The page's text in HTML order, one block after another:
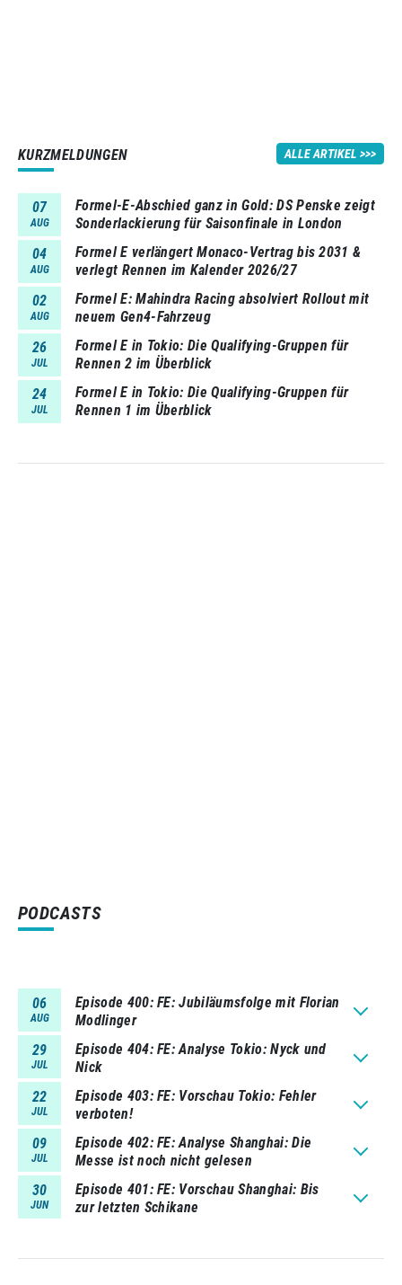
KURZMELDUNGEN ALLE ARTIKEL
07
AUG
Formel-E-Abschied ganz in Gold: DS Penske zeigt
Sonderlackierung für Saisonfinale in London
04
AUG
Formel E verlängert Monaco-Vertrag bis 2031 &
verlegt Rennen im Kalender 2026/27
02
AUG
Formel E: Mahindra Racing absolviert Rollout mit
neuem Gen4-Fahrzeug
26
JUL
Formel E in Tokio: Die Qualifying-Gruppen für
Rennen 2 im Überblick
24
JUL
Formel E in Tokio: Die Qualifying-Gruppen für
Rennen 1 im Überblick
PODCASTS
06
AUG
Episode 400 FE: Jubiläumsfolge mit Florian
Modlinger
29
JUL
Episode 404 FE: Analyse Tokio: Nyck und
Nick
22
JUL
Episode 403 FE: Vorschau Tokio: Fehler
verboten!
09
JUL
Episode 402 FE: Analyse Shanghai: Die
Messe ist noch nicht gelesen
30
JUN
Episode 401 FE: Vorschau Shanghai: Bis
zur letzten Schikane